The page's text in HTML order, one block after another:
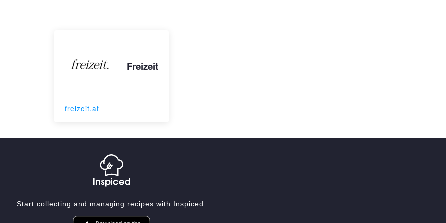
Freizeit
freizeit.at
Start collecting and managing recipes with Inspiced.